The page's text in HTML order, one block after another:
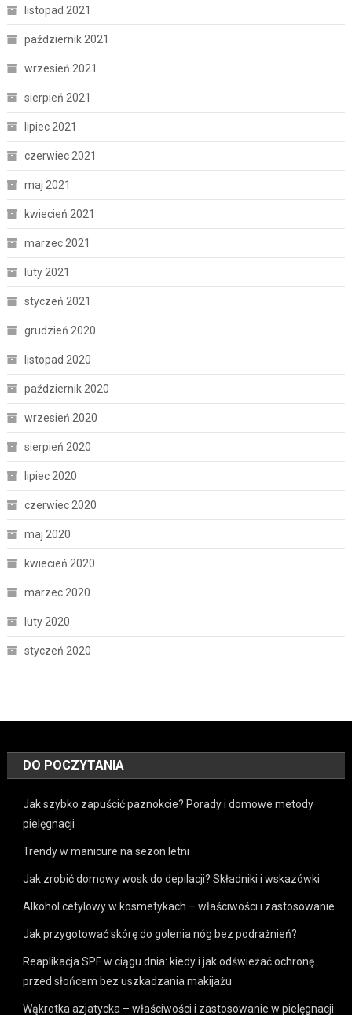
listopad 2021
październik 2021
wrzesień 2021
sierpień 2021
lipiec 2021
czerwiec 2021
maj 2021
kwiecień 2021
marzec 2021
luty 2021
styczeń 2021
grudzień 2020
listopad 2020
październik 2020
wrzesień 2020
sierpień 2020
lipiec 2020
czerwiec 2020
maj 2020
kwiecień 2020
marzec 2020
luty 2020
styczeń 2020
DO POCZYTANIA
Jak szybko zapuścić paznokcie? Porady i domowe metody
pielęgnacji
Trendy w manicure na sezon letni
Jak zrobić domowy wosk do depilacji? Składniki i wskazówki
Alkohol cetylowy w kosmetykach – właściwości i zastosowanie
Jak przygotować skórę do golenia nóg bez podrażnień?
Reaplikacja SPF w ciągu dnia: kiedy i jak odświeżać ochronę
przed słońcem bez uszkadzania makijażu
Wąkrotka azjatycka – właściwości i zastosowanie w pielęgnacji